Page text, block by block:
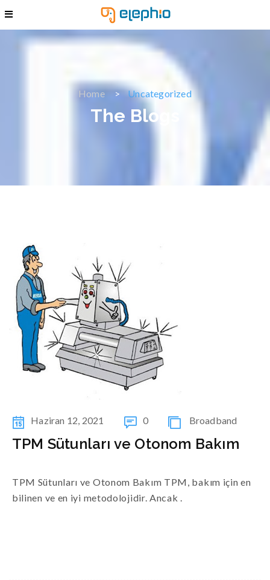
Home Uncategorized
The Blogs
Haziran 12, 2021 0 Broadband
TPM Sütunları ve Otonom Bakım
TPM Sütunları ve Otonom Bakım TPM, bakım için en
bilinen ve en iyi metodolojidir. Ancak .